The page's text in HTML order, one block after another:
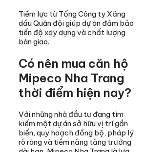
Tiềm lực từ Tổng Công ty Xăng
dầu Quân đội giúp dự án đảm bảo
tiến độ xây dựng và chất lượng
bàn giao.
Có nên mua căn hộ
Mipeco Nha Trang
thời điểm hiện nay?
Với những nhà đầu tư đang tìm
kiếm một dự án sở hữu vị trí gần
biển, quy hoạch đồng bộ, pháp lý
rõ ràng và tiềm năng tăng trưởng